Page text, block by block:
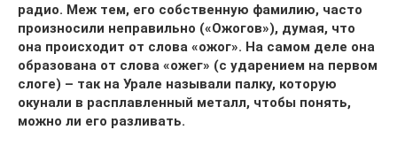
радио. Меж тем, его собственную фамилию, часто
произносили неправильно («Ожогов»), думая, что
она происходит от слова «ожог». На самом деле она
образована от слова «ожег» (с ударением на первом
слоге) – так на Урале называли палку, которую
окунали в расплавленный металл, чтобы понять,
можно ли его разливать.